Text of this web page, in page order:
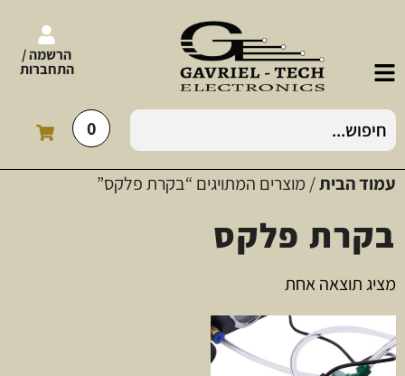
הרשמה /
התחברות
0
עמוד הבית/ מוצרים המתויגים “בקרת פלקס”
בקרת פלקס
מציג תוצאה אחת